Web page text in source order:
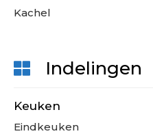
Kachel
Indelingen
Keuken
Eindkeuken